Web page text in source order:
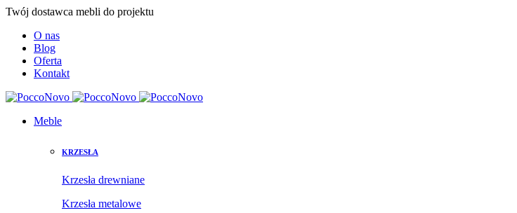
Twój dostawca mebli do projektu
O nas
Blog
Oferta
Kontakt
Meble
KRZESŁA
Krzesła drewniane
Krzesła metalowe